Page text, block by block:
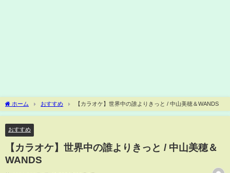
ホーム おすすめ 【カラオケ】世界中の誰よりきっと / 中山美穂＆WANDS
おすすめ
【カラオケ】世界中の誰よりきっと / 中山美穂＆
WANDS